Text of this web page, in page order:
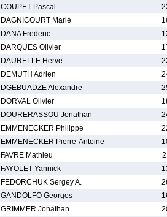
COUPET Pascal
DAGNICOURT Marie
DANA Frederic
DARQUES Olivier
DAURELLE Herve
DEMUTH Adrien
DGEBUADZE Alexandre
DORVAL Olivier
DOURERASSOU Jonathan
EMMENECKER Philippe
EMMENECKER Pierre-Antoine
FAVRE Mathieu
FAYOLET Yannick
FEDORCHUK Sergey A.
GANDOLFO Georges
GRIMMER Jonathan